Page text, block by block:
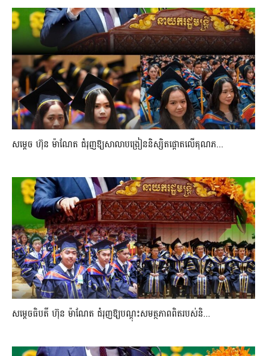
សម្តេច ហ៊ុន ម៉ាណែត ជំរុញឱ្យសាលាបង្រៀននិស្សិតផ្តោតលើគុណភ...
សម្តេចធិបតី ហ៊ុន ម៉ាណែត ជំរុញឱ្យបណ្តុះសមត្ថភាពពិតរបស់និ...